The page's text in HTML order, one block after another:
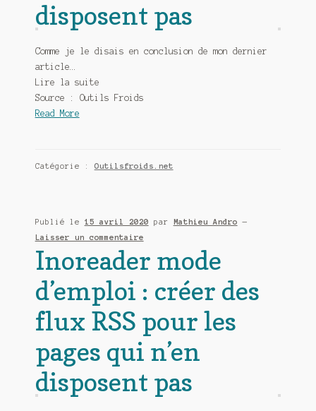
disposent pas
Comme je le disais en conclusion de mon dernier
article…
Lire la suite
Source : Outils Froids
Read More
Catégorie : Outilsfroids.net
Publié le 15 avril 2020 par Mathieu Andro
—
Laisser un commentaire
Inoreader mode
d’emploi : créer des
flux RSS pour les
pages qui n’en
disposent pas